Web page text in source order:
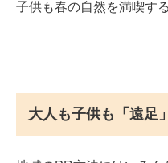
子供も春の自然を満喫す
大人も子供も「遠足